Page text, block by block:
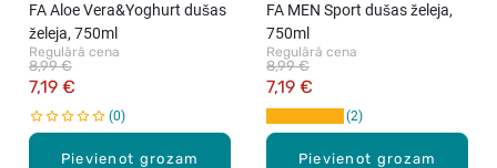
Pievienot grozam
FA Aloe Vera&Yoghurt dušas
želeja, 750ml
Regulārā cena
7,19 €
8,99 €
0
Pievienot grozam
FA MEN Sport dušas želeja,
750ml
Regulārā cena
7,19 €
8,99 €
2